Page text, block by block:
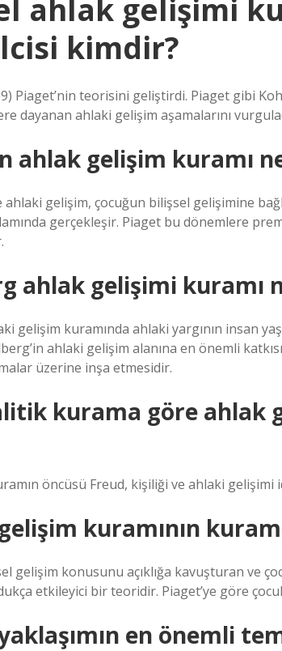
ahlak gelişimi
kimdir?
Piaget’nin teorisini geliştirdi. Piaget gibi
dayanan ahlaki gelişim aşamalarını
ahlak gelişim kuramı
ahlaki gelişim, çocuğun bilişsel gelişimine
gerçekleşir. Piaget bu dönemlere
ahlak gelişimi kuramı
gelişim kuramında ahlaki yargının insan
ahlaki gelişim alanına en önemli
üzerine inşa etmesidir.
kurama göre ahlak
öncüsü Freud, kişiliği ve ahlaki
kuramının
gelişim konusunu açıklığa kavuşturan ve
etkileyici bir teoridir. Piaget’ye göre
en önemli